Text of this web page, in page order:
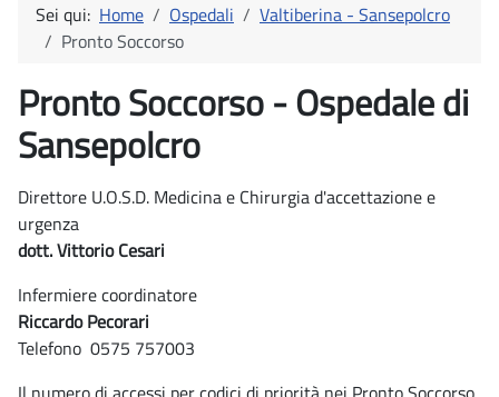
Sei qui: Home Ospedali
Valtiberina - Sansepolcro
Pronto Soccorso
Pronto Soccorso - Ospedale di
Sansepolcro
Direttore U.O.S.D. Medicina e Chirurgia d'accettazione e
urgenza
dott. Vittorio Cesari
Infermiere coordinatore
Riccardo Pecorari
Telefono 0575 757003